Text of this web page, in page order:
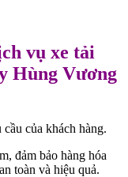
vụ xe tải
Hùng Vương
của khách hàng.
đảm bảo hàng hóa
toàn và hiệu quả.